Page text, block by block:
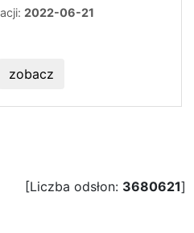
2022-06-21
zobacz
[Liczba odsłon: 3680621]